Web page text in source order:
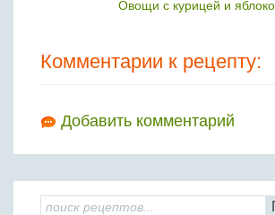
Овощи с курицей и
Комментарии к рецепту:
Добавить комментарий